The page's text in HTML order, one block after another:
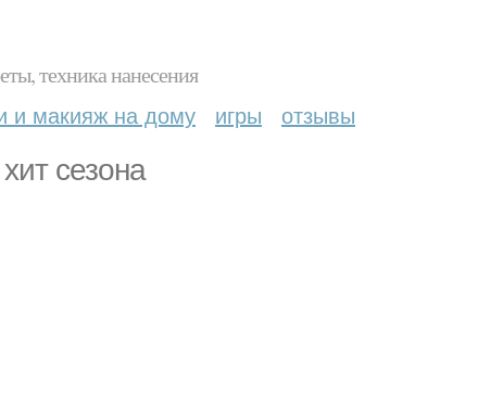
техника нанесения
и макияж на дому игры отзывы
сезона